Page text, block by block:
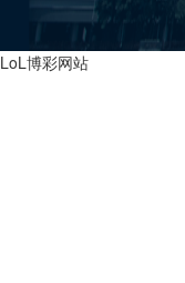
LoL博彩网站